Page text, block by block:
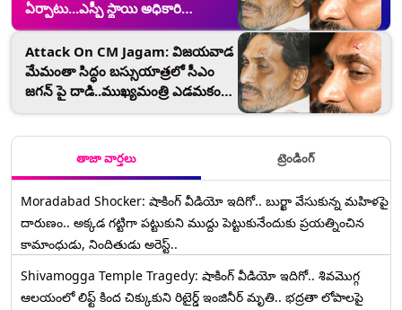
ఏర్పాటు...ఎస్పీ స్థాయి అధికారి
నేతృత్వంలో సిట్‌ ఏర్పాటు చేసిన
విజయవాడ సీపీ
Attack On CM Jagam: విజయవాడ
మేమంతా సిద్ధం బస్సుయాత్రలో సీఎం
జగన్ పై దాడి..ముఖ్య‌మంత్రి ఎడమకంటి
తాజా వార్తలు ట్రెండింగ్
Moradabad Shocker: షాకింగ్ వీడియో ఇదిగో.. బుర్ఖా వేసుకున్న మహిళపై
దారుణం.. అక్కడ గట్టిగా పట్టుకుని ముద్దు పెట్టుకునేందుకు ప్రయత్నించిన
కామాంధుడు, నిందితుడు అరెస్ట్..
Shivamogga Temple Tragedy: షాకింగ్ వీడియో ఇదిగో.. శివమొగ్గ
ఆలయంలో లిఫ్ట్ కింద చిక్కుకుని రిటైర్డ్ ఇంజినీర్ మృతి.. భద్రతా లోపాలపై